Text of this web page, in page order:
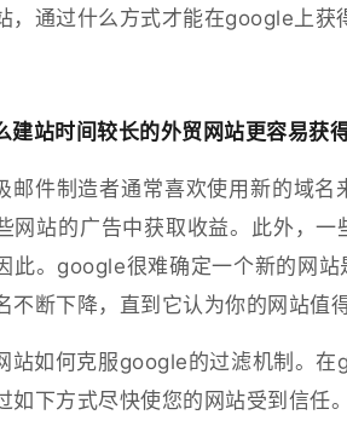
，通过什么方式才能在google上获
建站时间较长的外贸网站更容易获
邮件制造者通常喜欢使用新的域
网站的广告中获取收益。此外，
此。google很难确定一个新的网
不断下降，直到它认为你的网站值得
站如何克服google的过滤机制。
如下方式尽快使您的网站受到信任。